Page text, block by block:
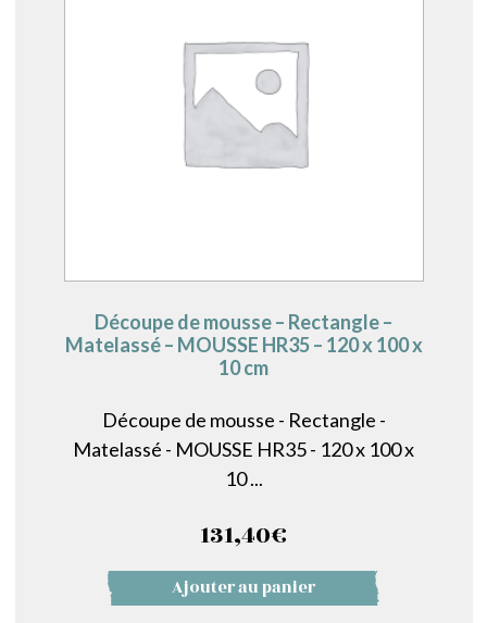
Découpe de mousse – Rectangle –
Matelassé – MOUSSE HR35 – 120 x 100 x
10 cm
Découpe de mousse - Rectangle -
Matelassé - MOUSSE HR35 - 120 x 100 x
10 ...
131,40€
Ajouter au panier